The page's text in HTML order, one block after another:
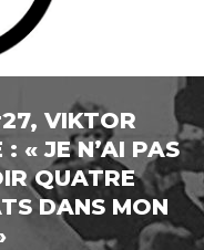
VIKTOR
« JE N’AI PAS
QUATRE
DANS MON